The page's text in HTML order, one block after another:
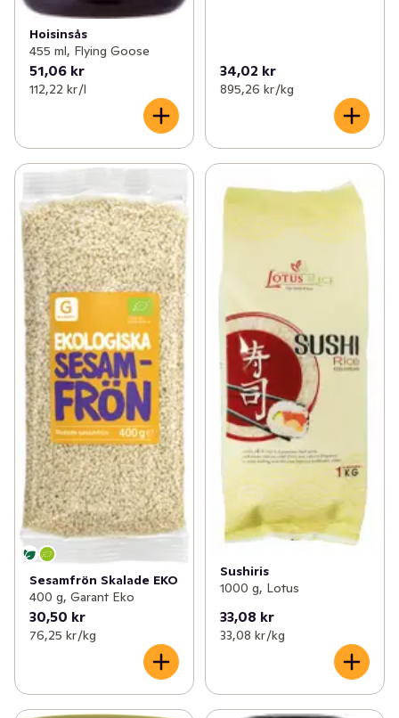
Hoisinsås
455 ml, Flying Goose
51,06 kr
112,22 kr /l
34,02 kr
895,26 kr /kg
Sesamfrön Skalade EKO
400 g, Garant Eko
30,50 kr
76,25 kr /kg
Sushiris
1000 g, Lotus
33,08 kr
33,08 kr /kg